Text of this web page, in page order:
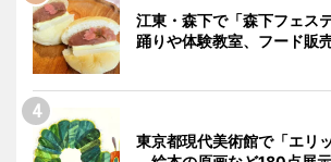
江東・森下で「森下フェ
踊りや体験教室、フード販
東京都現代美術館で「エリ